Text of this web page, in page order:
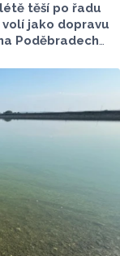
těší po řadu
jako dopravu
Poděbradech
s názvem
která
iniciativou stojí
nebudeme